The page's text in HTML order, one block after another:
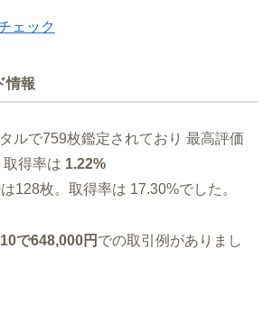
ェック
情報
ルで759枚鑑定されており 最高評価
取得率は 1.22%
128枚。取得率は 17.30%でした。
で648,000円 での取引例がありまし